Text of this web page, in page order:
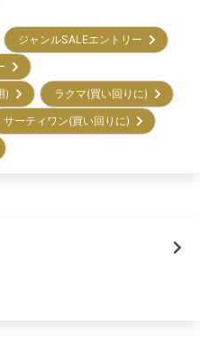
ジャンルSALEエントリー
ー
)
ラクマ(買い回りに)
サーティワン(買い回りに)